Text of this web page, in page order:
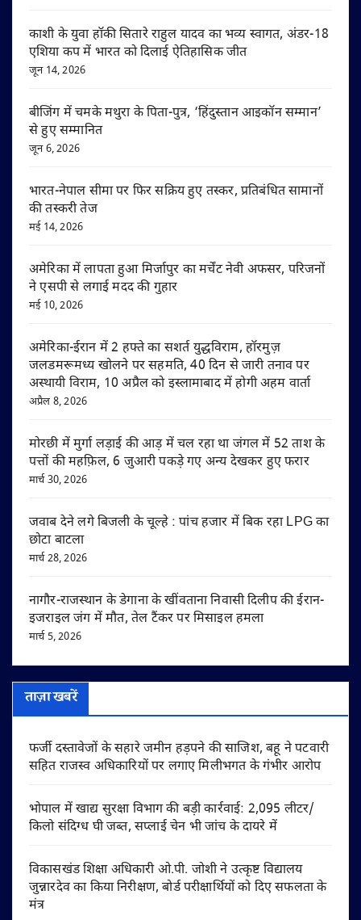
काशी के युवा हॉकी सितारे राहुल यादव का भव्य स्वागत, अंडर-18
एशिया कप में भारत को दिलाई ऐतिहासिक जीत
जून 14, 2026
बीजिंग में चमके मथुरा के पिता-पुत्र, ‘हिंदुस्तान आइकॉन सम्मान’
से हुए सम्मानित
जून 6, 2026
भारत-नेपाल सीमा पर फिर सक्रिय हुए तस्कर, प्रतिबंधित सामानों
की तस्करी तेज
मई 14, 2026
अमेरिका में लापता हुआ मिर्जापुर का मर्चेंट नेवी अफसर, परिजनों
ने एसपी से लगाई मदद की गुहार
मई 10, 2026
अमेरिका-ईरान में 2 हफ्ते का सशर्त युद्धविराम, हॉरमुज़
जलडमरूमध्य खोलने पर सहमति, 40 दिन से जारी तनाव पर
अस्थायी विराम, 10 अप्रैल को इस्लामाबाद में होगी अहम वार्ता
अप्रैल 8, 2026
मोरछी में मुर्गा लड़ाई की आड़ में चल रहा था जंगल में 52 ताश के
पत्तों की महफ़िल, 6 जुआरी पकड़े गए अन्य देखकर हुए फरार
मार्च 30, 2026
जवाब देने लगे बिजली के चूल्हे : पांच हजार में बिक रहा LPG का
छोटा बाटला
मार्च 28, 2026
नागौर-राजस्थान के डेगाना के खींवताना निवासी दिलीप की ईरान-
इजराइल जंग में मौत, तेल टैंकर पर मिसाइल हमला
मार्च 5, 2026
ताज़ा खबरें
फर्जी दस्तावेजों के सहारे जमीन हड़पने की साजिश, बहू ने पटवारी
सहित राजस्व अधिकारियों पर लगाए मिलीभगत के गंभीर आरोप
भोपाल में खाद्य सुरक्षा विभाग की बड़ी कार्रवाई: 2,095 लीटर/
किलो संदिग्ध घी जब्त, सप्लाई चेन भी जांच के दायरे में
विकासखंड शिक्षा अधिकारी ओ.पी. जोशी ने उत्कृष्ट विद्यालय
जुन्नारदेव का किया निरीक्षण, बोर्ड परीक्षार्थियों को दिए सफलता के
मंत्र